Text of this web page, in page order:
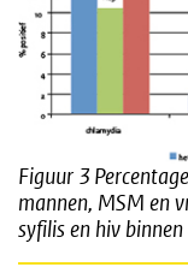
Figuur 3
mannen, MSM en
syfilis en hiv